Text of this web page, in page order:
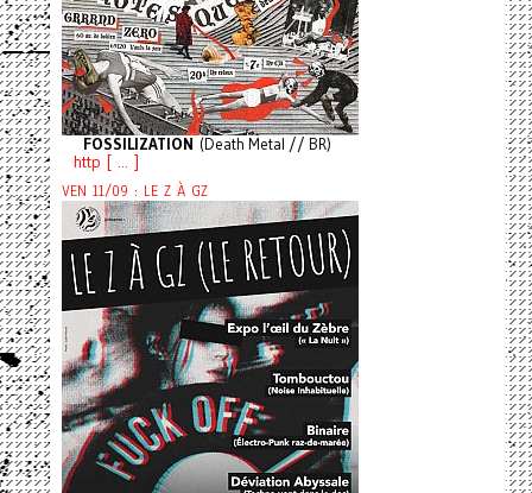
FOSSILIZATION (Death Metal // BR)
http [ ... ]
VEN 11/09 : LE Z À GZ